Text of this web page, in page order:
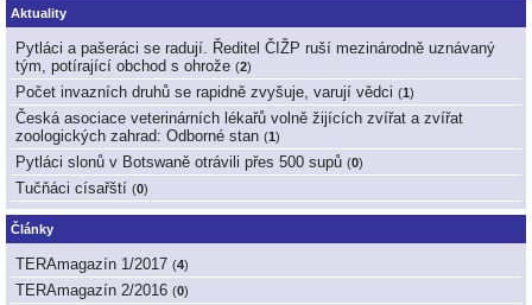
Aktuality
Pytláci a pašeráci se radují. Ředitel ČIŽP ruší mezinárodně uznávaný
tým, potírající obchod s ohrože (2)
Počet invazních druhů se rapidně zvyšuje, varují vědci (1)
Česká asociace veterinárních lékařů volně žijících zvířat a zvířat
zoologických zahrad: Odborné stan (1)
Pytláci slonů v Botswaně otrávili přes 500 supů (0)
Tučňáci císařští (0)
Články
TERAmagazín 1/2017 (4)
TERAmagazín 2/2016 (0)